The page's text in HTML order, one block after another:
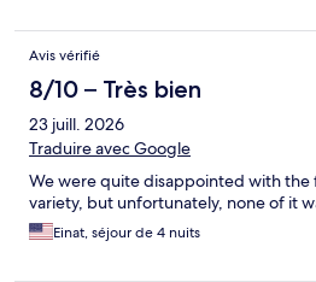
Avis vérifié
8/10 – Très bien
23 juill. 2026
Traduire avec Google
We were quite disappointed with the
variety, but unfortunately, none of it
Einat, séjour de 4 nuits